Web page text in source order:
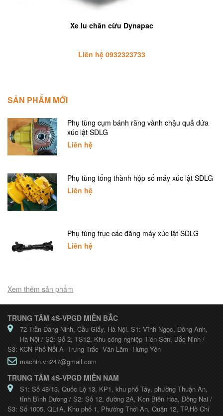
Xe lu chân cừu Dynapac
Liên hệ 0932323733
SẢN PHẨM MỚI
Phụ tùng cụm bánh răng vành chậu quả dứa
xúc lật SDLG
Liên hệ
Phụ tùng tổng thành hộp số máy xúc lật SDLG
Liên hệ
Phụ tùng trục các đăng máy xúc lật SDLG
Liên hệ
Xem thêm sản phẩm
TRUNG TÂM 4S-VPGD MIỀN BẮC
72 Trần Đăng Ninh, Cầu Giấy, Hà Nội. S1: Vĩnh Ngọc, Đông Anh,
Hà Nội / S2: Số 2, TS12, Khu công nghiệp Tiên Sơn, Bắc Ninh /
S3: KCN Phố Nối A- Trưng Trắc- Văn Lâm- Hưng Yên
machin.vn247@gmail.com
TRUNG TÂM 4S-VPGD MIỀN NAM
S1: Số 48/13, Quốc Lộ 13, KP1, khu phố Tây, phường Thuận An,
tỉnh Bình Dương / S2: Số 12, đường 2A, Kcn Biên Hòa, Đồng Nai /
S3: Số 1005, QL1A, Khu phố 1, Phường Thới An, Quận 12, TP.Hồ Chí